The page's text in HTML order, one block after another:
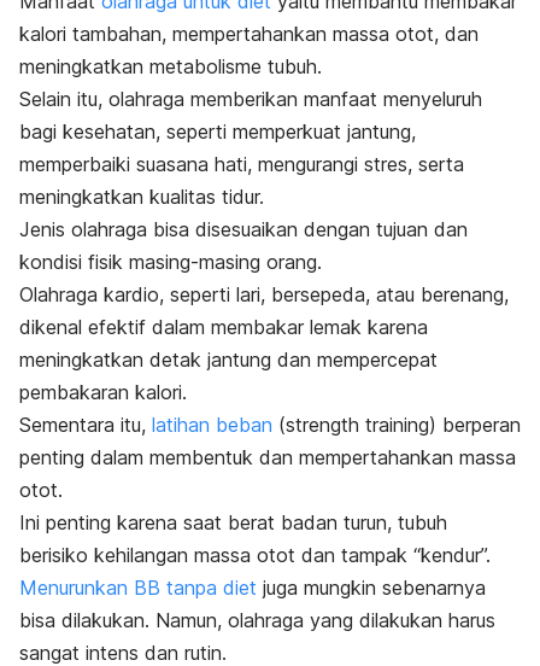
kalori tambahan, mempertahankan massa otot, dan
meningkatkan metabolisme tubuh.
Selain itu, olahraga memberikan manfaat menyeluruh
bagi kesehatan, seperti memperkuat jantung,
memperbaiki suasana hati, mengurangi stres, serta
meningkatkan kualitas tidur.
Jenis olahraga bisa disesuaikan dengan tujuan dan
kondisi fisik masing-masing orang.
Olahraga kardio, seperti lari, bersepeda, atau berenang,
dikenal efektif dalam membakar lemak karena
meningkatkan detak jantung dan mempercepat
pembakaran kalori.
Sementara itu, latihan beban (strength training) berperan
penting dalam membentuk dan mempertahankan massa
otot.
Ini penting karena saat berat badan turun, tubuh
berisiko kehilangan massa otot dan tampak “kendur”.
Menurunkan BB tanpa diet juga mungkin sebenarnya
bisa dilakukan. Namun, olahraga yang dilakukan harus
sangat intens dan rutin.